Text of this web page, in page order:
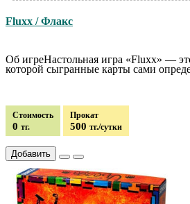
Fluxx / Флакс
Об игреНастольная игра «Fluxx» —
которой сыгранные карты сами
Стоимость
0 тг.
Прокат
500 тг./сутки
Добавить